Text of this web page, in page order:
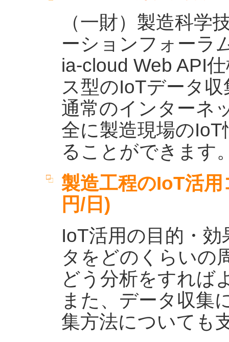
（一財）製造科学
ーションフォーラ
ia-cloud Web API
ス型のIoTデータ
通常のインターネ
全に製造現場の
ることができます
製造工程のIoT活
円/日)
IoT活用の目的・
タをどのくらいの
どう分析をすれば
また、データ収集
集方法についても